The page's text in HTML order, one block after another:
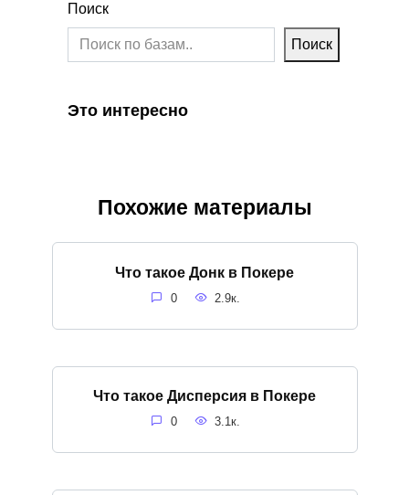
Поиск
Поиск
Это интересно
Похожие материалы
Что такое Донк в Покере
0 2.9к.
Что такое Дисперсия в Покере
0 3.1к.